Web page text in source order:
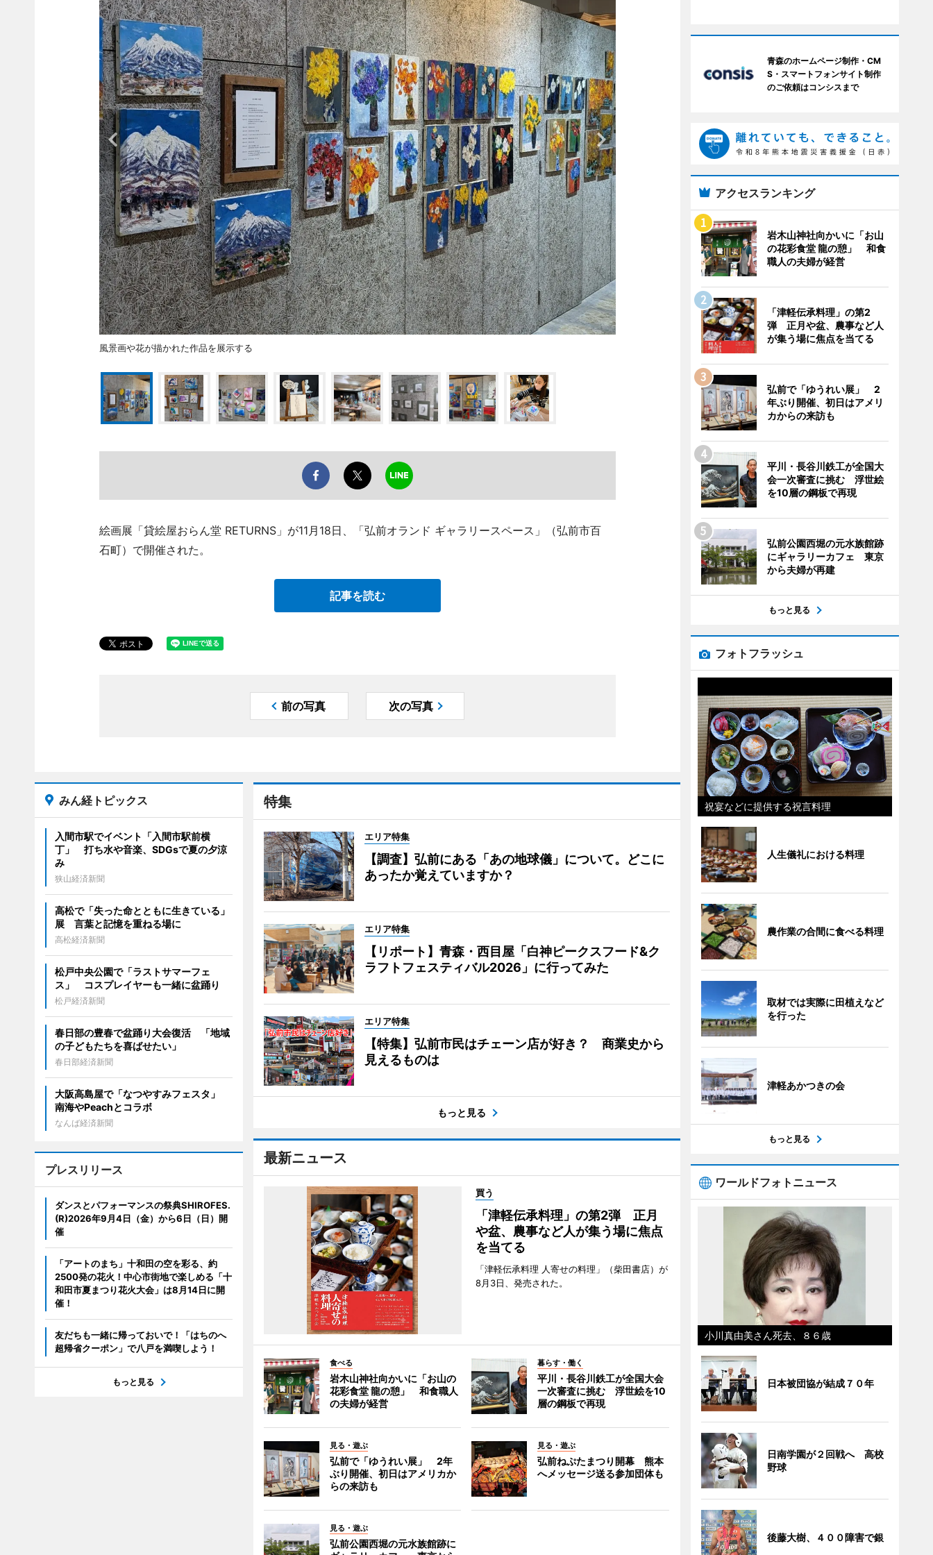
風景画や花が描かれた作品を展示する
絵画展「貸絵屋おらん堂 RETURNS」が11月18日、「弘前オランド ギャラリースペース」（弘前市百
石町）で開催された。
記事を読む
前の写真 次の写真
特集
エリア特集
【調査】弘前にある「あの地球儀」について。どこに
あったか覚えていますか？
エリア特集
【リポート】青森・西目屋「白神ピークスフード&ク
ラフトフェスティバル2026」に行ってみた
エリア特集
【特集】弘前市民はチェーン店が好き？ 商業史から
見えるものは
もっと見る
最新ニュース
買う
「津軽伝承料理」の第2弾 正月
や盆、農事など人が集う場に焦点
を当てる
「津軽伝承料理 人寄せの料理」（柴田書店）が
8月3日、発売された。
食べる
岩木山神社向かいに「お山の
花彩食堂 龍の憩」 和食職人
の夫婦が経営
暮らす・働く
平川・長谷川鉄工が全国大会
一次審査に挑む 浮世絵を10
層の鋼板で再現
見る・遊ぶ
弘前で「ゆうれい展」 2年
ぶり開催、初日はアメリカか
らの来訪も
見る・遊ぶ
弘前ねぷたまつり開幕 熊本
へメッセージ送る参加団体も
見る・遊ぶ
弘前公園西堀の元水族館跡に
みん経トピックス
入間市駅でイベント「入間市駅前横
丁」 打ち水や音楽、SDGsで夏の夕涼
み
狭山経済新聞
高松で「失った命とともに生きている」
展 言葉と記憶を重ねる場に
高松経済新聞
松戸中央公園で「ラストサマーフェ
ス」 コスプレイヤーも一緒に盆踊り
松戸経済新聞
春日部の豊春で盆踊り大会復活 「地域
の子どもたちを喜ばせたい」
春日部経済新聞
大阪高島屋で「なつやすみフェスタ」
南海やPeachとコラボ
なんば経済新聞
プレスリリース
ダンスとパフォーマンスの祭典SHIROFES.
(R)2026年9月4日（金）から6日（日）開
催
「アートのまち」十和田の空を彩る、約
2500発の花火！中心市街地で楽しめる「十
和田市夏まつり花火大会」は8月14日に開
催！
友だちも一緒に帰っておいで！「はちのへ
超帰省クーポン」で八戸を満喫しよう！
もっと見る
青森のホームページ制作・CM
S・スマートフォンサイト制作
のご依頼はコンシスまで
アクセスランキング
岩木山神社向かいに「お山
の花彩食堂 龍の憩」 和食
職人の夫婦が経営
「津軽伝承料理」の第2
弾 正月や盆、農事など人
が集う場に焦点を当てる
弘前で「ゆうれい展」 2
年ぶり開催、初日はアメリ
カからの来訪も
平川・長谷川鉄工が全国大
会一次審査に挑む 浮世絵
を10層の鋼板で再現
弘前公園西堀の元水族館跡
にギャラリーカフェ 東京
から夫婦が再建
もっと見る
フォトフラッシュ
祝宴などに提供する祝言料理
人生儀礼における料理
農作業の合間に食べる料理
取材では実際に田植えなど
を行った
津軽あかつきの会
もっと見る
ワールドフォトニュース
小川真由美さん死去、８６歳
日本被団協が結成７０年
日南学園が２回戦へ 高校
野球
後藤大樹、４００障害で銀